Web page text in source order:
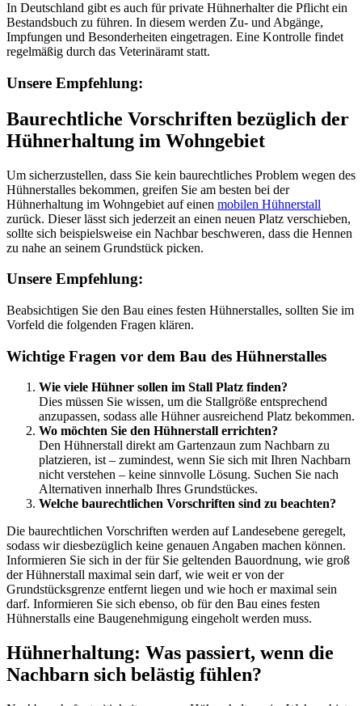
In Deutschland gibt es auch für private Hühnerhalter die Pflicht ein
Bestandsbuch zu führen. In diesem werden Zu- und Abgänge,
Impfungen und Besonderheiten eingetragen. Eine Kontrolle findet
regelmäßig durch das Veterinäramt statt.
Unsere Empfehlung:
Baurechtliche Vorschriften bezüglich der
Hühnerhaltung im Wohngebiet
Um sicherzustellen, dass Sie kein baurechtliches Problem wegen des
Hühnerstalles bekommen, greifen Sie am besten bei der
Hühnerhaltung im Wohngebiet auf einen mobilen Hühnerstall
zurück. Dieser lässt sich jederzeit an einen neuen Platz verschieben,
sollte sich beispielsweise ein Nachbar beschweren, dass die Hennen
zu nahe an seinem Grundstück picken.
Unsere Empfehlung:
Beabsichtigen Sie den Bau eines festen Hühnerstalles, sollten Sie im
Vorfeld die folgenden Fragen klären.
Wichtige Fragen vor dem Bau des Hühnerstalles
Wie viele Hühner sollen im Stall Platz finden?
Dies müssen Sie wissen, um die Stallgröße entsprechend
anzupassen, sodass alle Hühner ausreichend Platz bekommen.
Wo möchten Sie den Hühnerstall errichten?
Den Hühnerstall direkt am Gartenzaun zum Nachbarn zu
platzieren, ist – zumindest, wenn Sie sich mit Ihren Nachbarn
nicht verstehen – keine sinnvolle Lösung. Suchen Sie nach
Alternativen innerhalb Ihres Grundstückes.
Welche baurechtlichen Vorschriften sind zu beachten?
Die baurechtlichen Vorschriften werden auf Landesebene geregelt,
sodass wir diesbezüglich keine genauen Angaben machen können.
Informieren Sie sich in der für Sie geltenden Bauordnung, wie groß
der Hühnerstall maximal sein darf, wie weit er von der
Grundstücksgrenze entfernt liegen und wie hoch er maximal sein
darf. Informieren Sie sich ebenso, ob für den Bau eines festen
Hühnerstalls eine Baugenehmigung eingeholt werden muss.
Hühnerhaltung: Was passiert, wenn die
Nachbarn sich belästig fühlen?